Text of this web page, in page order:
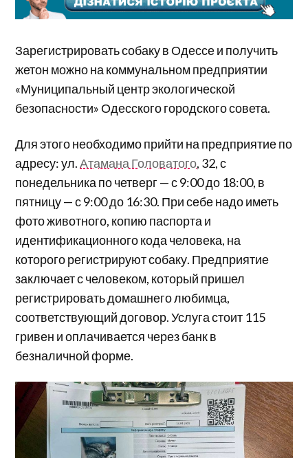
Зарегистрировать собаку в Одессе и получить
жетон можно на коммунальном предприятии
«Муниципальный центр экологической
безопасности» Одесского городского совета.
Для этого необходимо прийти на предприятие по
адресу: ул.Атамана Головатого, 32, с
понедельника по четверг — с 9:00 до 18:00, в
пятницу — с 9:00 до 16:30. При себе надо иметь
фото животного, копию паспорта и
идентификационного кода человека, на
которого регистрируют собаку. Предприятие
заключает с человеком, который пришел
регистрировать домашнего любимца,
соответствующий договор. Услуга стоит 115
гривен и оплачивается через банк в
безналичной форме.